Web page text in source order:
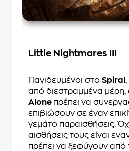
Little Nightmares III
Παγιδευμένοι στο Spiral ,
από διεστραμμένα μέρη,
Alone πρέπει να
επιβιώσουν σε έναν
γεμάτο παραισθήσεις.
αισθήσεις τους είναι
πρέπει να ξεφύγουν από